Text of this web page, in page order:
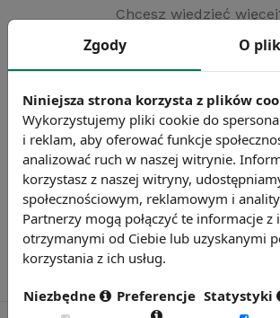
Chcesz wiedzieć
Zobacz więcej
Zgody O
Niniejsza strona korzysta z plików
Wykorzystujemy pliki cookie do
i reklam, aby oferować funkcje
analizować ruch w naszej witrynie.
korzystasz z naszej witryny,
społecznościowym, reklamowym i
Partnerzy mogą połączyć te informacje
otrzymanymi od Ciebie lub uzyskanymi
korzystania z ich usług.
Niezbędne Preferencje Statystyki